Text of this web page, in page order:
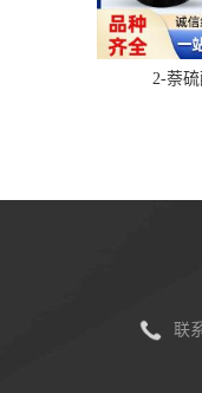
2-萘硫
联